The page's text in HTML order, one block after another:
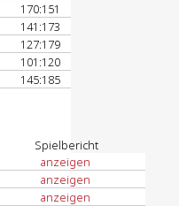
170:151
141:173
127:179
101:120
145:185
Spielbericht
anzeigen
anzeigen
anzeigen